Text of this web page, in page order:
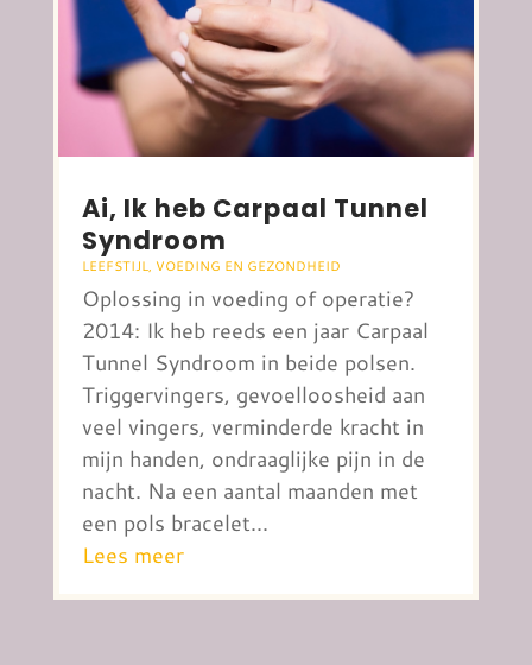
Ai, Ik heb Carpaal Tunnel
Syndroom
LEEFSTIJL, VOEDING EN GEZONDHEID
Oplossing in voeding of operatie?
2014: Ik heb reeds een jaar Carpaal
Tunnel Syndroom in beide polsen.
Triggervingers, gevoelloosheid aan
veel vingers, verminderde kracht in
mijn handen, ondraaglijke pijn in de
nacht. Na een aantal maanden met
een pols bracelet...
Lees meer